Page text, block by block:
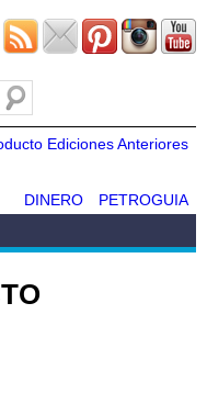
Ediciones Anteriores
PETROGUIA
DINERO